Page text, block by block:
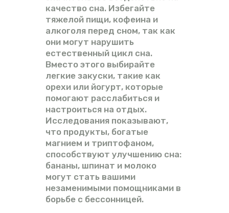
качество сна. Избегайте
тяжелой пищи, кофеина и
алкоголя перед сном, так как
они могут нарушить
естественный цикл сна.
Вместо этого выбирайте
легкие закуски, такие как
орехи или йогурт, которые
помогают расслабиться и
настроиться на отдых.
Исследования показывают,
что продукты, богатые
магнием и триптофаном,
способствуют улучшению сна:
бананы, шпинат и молоко
могут стать вашими
незаменимыми помощниками в
борьбе с бессонницей.